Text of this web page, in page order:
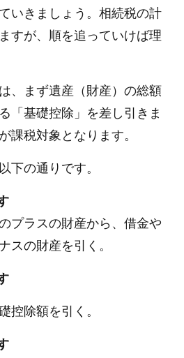
いきましょう。相続税の計
すが、順を追っていけば理
、まず遺産（財産）の総額
「基礎控除」を差し引きま
課税対象となります。
下の通りです。
プラスの財産から、借金や
スの財産を引く。
控除額を引く。